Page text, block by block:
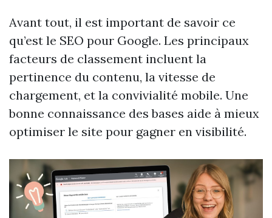
Avant tout, il est important de savoir ce
qu’est le SEO pour Google. Les principaux
facteurs de classement incluent la
pertinence du contenu, la vitesse de
chargement, et la convivialité mobile. Une
bonne connaissance des bases aide à mieux
optimiser le site pour gagner en visibilité.